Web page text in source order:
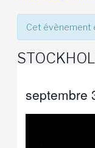
Cet évènement
septembre